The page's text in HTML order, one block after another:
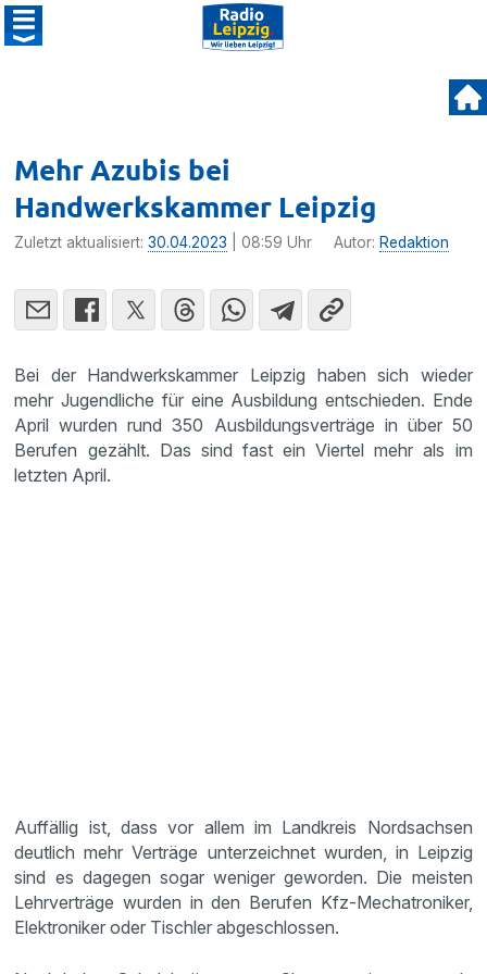
Mehr Azubis bei
Handwerkskammer Leipzig
Zuletzt aktualisiert:30.04.2023 | 08:59 Uhr Autor: Redaktion
Bei der Handwerkskammer Leipzig haben sich wieder
mehr Jugendliche für eine Ausbildung entschieden. Ende
April wurden rund 350 Ausbildungsverträge in über 50
Berufen gezählt. Das sind fast ein Viertel mehr als im
letzten April.
Auffällig ist, dass vor allem im Landkreis Nordsachsen
deutlich mehr Verträge unterzeichnet wurden, in Leipzig
sind es dagegen sogar weniger geworden. Die meisten
Lehrverträge wurden in den Berufen Kfz-Mechatroniker,
Elektroniker oder Tischler abgeschlossen.